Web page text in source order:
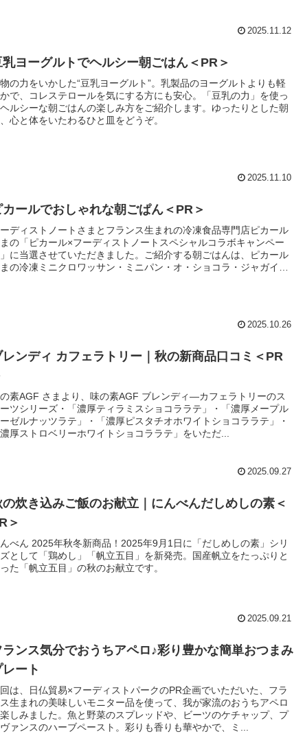
2025.11.12
乳ヨーグルトでヘルシー朝ごはん＜PR＞
の力をいかした“豆乳ヨーグルト”。乳製品のヨーグルトよりも軽
で、コレステロールを気にする方にも安心。「豆乳の力」を使っ
ルシーな朝ごはんの楽しみ方をご紹介します。ゆったりとした朝
心と体をいたわるひと皿をどうぞ。
2025.11.10
カールでおしゃれな朝ごぱん＜PR＞
ディストノートさまとフランス生まれの冷凍食品専門店ピカール
の「ピカール×フーディストノートスペシャルコラボキャンペー
に当選させていただきました。ご紹介する朝ごはんは、ピカール
の冷凍ミニクロワッサン・ミニパン・オ・ショコラ・ジャガイモ
2025.10.26
レンディ カフェラトリー｜秋の新商品口コミ＜PR
素AGF さまより、味の素AGF ブレンディ―カフェラトリーのス
ツシリーズ・「濃厚ティラミスショコララテ」・「濃厚メープル
ゼルナッツラテ」・「濃厚ピスタチオホワイトショコララテ」・
濃厚ストロベリーホワイトショコララテ」をいただ...
2025.09.27
の炊き込みご飯のお献立｜にんべんだしめしの素＜
＞
べん 2025年秋冬新商品！2025年9月1日に「だしめしの素」シリ
として「鶏めし」「帆立五目」を新発売。国産帆立をたっぷりと
た「帆立五目」の秋のお献立です。
2025.09.21
ランス気分でおうちアペロ♪彩り豊かな簡単おつまみ
レート
は、日仏貿易×フーディストパークのPR企画でいただいた、フラ
生まれの美味しいモニター品を使って、我が家流のおうちアペロ
しみました。魚と野菜のスプレッドや、ビーツのケチャップ、プ
ァンスのハーブペースト。彩りも香りも華やかで、ミ...